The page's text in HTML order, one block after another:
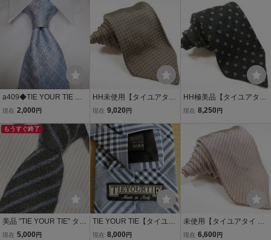
ストライプ8g
ゲ(10折) スフォデラート
ブランドネクタイ 407190
ッテピエゲ ハイブランド
高級ネクタイ 送料185円
（追跡付）〜
a409◆TIE YOUR TIE ネ
クタイ◆タイユアタイネ
チェックライトブルー8g
現在 2,000 円
HH未使用【タイユアタイ
TIE YOUR TIE】 お洒落な
シルクネクタイ (メンズ)
チャコールグレー系 伊製
★39MMB0012
現在 9,020 円
HH極美品【タイユアタイ
TIE YOUR TIE】お洒落な
クネクタイ（メンズチャ
コールグレー系 イタリア
製 ★39MMB0003
現在 8,250 円
もうすぐ終了
美品 ″TIE YOUR TIE″ タイ
ユアタイ ストライプ カシ
現在 5,000 円
TIE YOUR TIE【タイユア
タイ】グレー紺色チェッ
現在 8,000 円
未使用【タイユアタイ TIE
YOUR TIE】 お洒落なレ
現在 6,600 円